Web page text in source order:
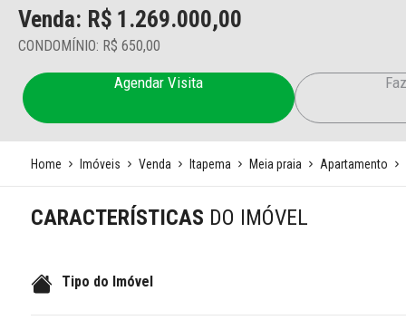
Venda: R$ 1.269.000,00
CONDOMÍNIO: R$ 650,00
Agendar Visita
Home Imóveis Venda Itapema Meia praia Apartamento
CARACTERÍSTICAS DO IMÓVEL
Tipo do Imóvel